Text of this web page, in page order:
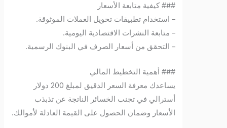
### كيفية متابعة الأسعار
– استخدام تطبيقات تحويل العملات الموثوقة.
– متابعة النشرات الاقتصادية اليومية.
– التحقق من أسعار الصرف في البنوك الرسمية.
### أهمية التخطيط المالي
يساعدك معرفة السعر الدقيق لمبلغ 200 دولار
أسترالي في تجنب الخسائر الناتجة عن تذبذب
الأسعار وضمان الحصول على القيمة العادلة لأموالك.